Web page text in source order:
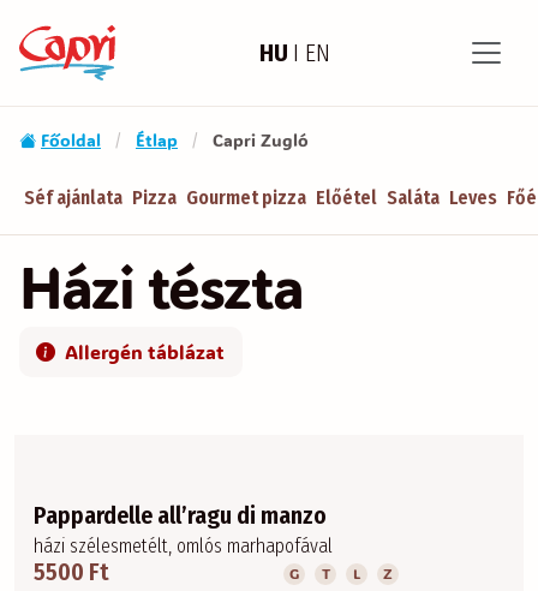
HU I EN
Főoldal / Étlap / Capri Zugló
Séf ajánlata Pizza Gourmet pizza Előétel Saláta Leves
Házi tészta
Allergén táblázat
Pappardelle all’ragu di manzo
házi szélesmetélt, omlós marhapofával
5500 Ft G T L Z